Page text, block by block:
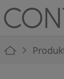
Skip to main
Skip to main
Skip to page
You are here: